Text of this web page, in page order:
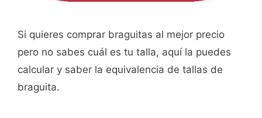
Si quieres comprar braguitas al mejor precio
pero no sabes cuál es tu talla, aquí la puedes
calcular y saber la equivalencia de tallas de
braguita.